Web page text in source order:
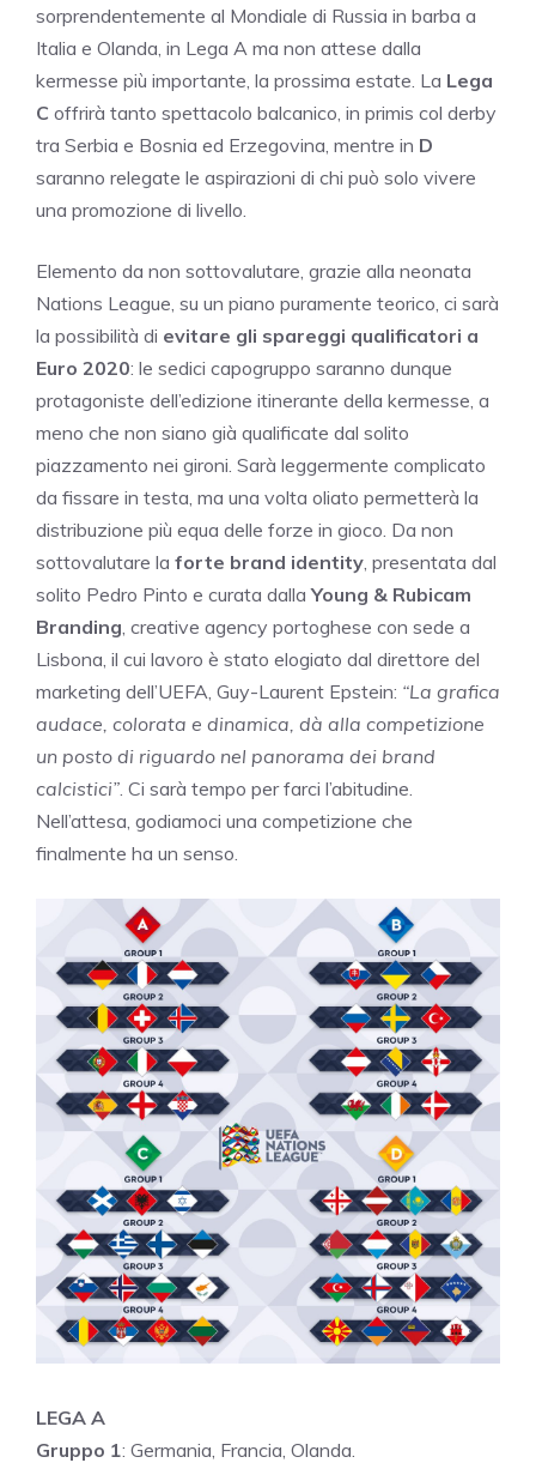
sorprendentemente al Mondiale di Russia in barba a
Italia e Olanda, in Lega A ma non attese dalla
kermesse più importante, la prossima estate. La Lega
C offrirà tanto spettacolo balcanico, in primis col derby
tra Serbia e Bosnia ed Erzegovina, mentre in D
saranno relegate le aspirazioni di chi può solo vivere
una promozione di livello.
Elemento da non sottovalutare, grazie alla neonata
Nations League, su un piano puramente teorico, ci sarà
la possibilità di evitare gli spareggi qualificatori a
Euro 2020: le sedici capogruppo saranno dunque
protagoniste dell’edizione itinerante della kermesse, a
meno che non siano già qualificate dal solito
piazzamento nei gironi. Sarà leggermente complicato
da fissare in testa, ma una volta oliato permetterà la
distribuzione più equa delle forze in gioco. Da non
sottovalutare la forte brand identity, presentata dal
solito Pedro Pinto e curata dalla Young & Rubicam
Branding, creative agency portoghese con sede a
Lisbona, il cui lavoro è stato elogiato dal direttore del
marketing dell’UEFA, Guy-Laurent Epstein: “La grafica
audace, colorata e dinamica, dà alla competizione
un posto di riguardo nel panorama dei brand
calcistici”. Ci sarà tempo per farci l’abitudine.
Nell’attesa, godiamoci una competizione che
finalmente ha un senso.
LEGA A
Gruppo 1: Germania, Francia, Olanda.